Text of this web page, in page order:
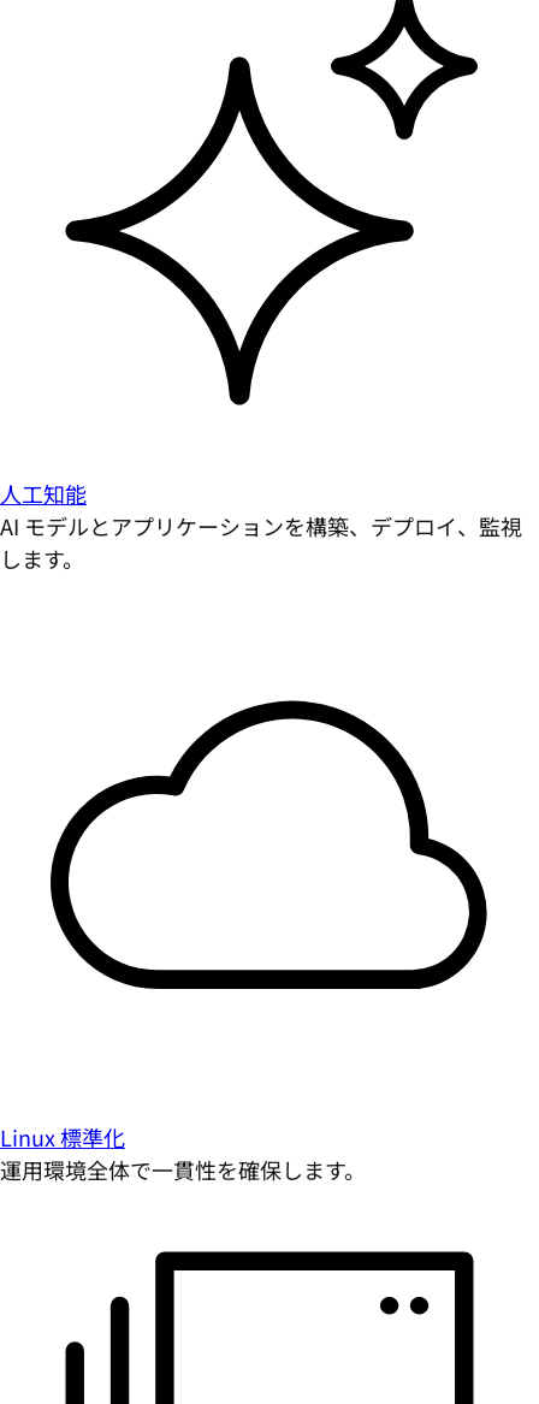
人工知能
AI モデルとアプリケーションを構築、デプロイ、監視
します。
Linux 標準化
運用環境全体で一貫性を確保します。